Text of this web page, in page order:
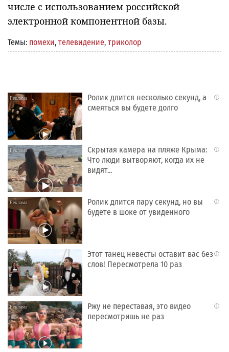
числе с использованием российской
электронной компонентной базы.
Темы: помехи, телевидение, триколор
i
Ролик длится несколько секунд, а
смеяться вы будете долго
i
Скрытая камера на пляже Крыма:
Что люди вытворяют, когда их не
видят...
i
Ролик длится пару секунд, но вы
будете в шоке от увиденного
i
Этот танец невесты оставит вас без
слов! Пересмотрела 10 раз
i
Ржу не переставая, это видео
пересмотришь не раз